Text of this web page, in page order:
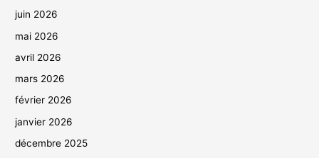
juin 2026
mai 2026
avril 2026
mars 2026
février 2026
janvier 2026
décembre 2025